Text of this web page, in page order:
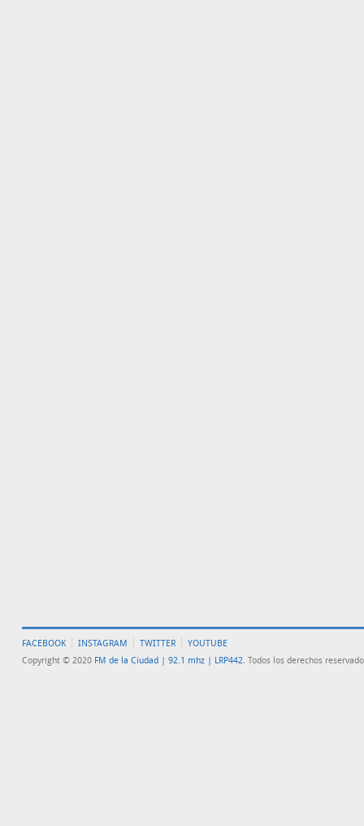
FACEBOOK INSTAGRAM TWITTER
YOUTUBE
Copyright © 2020 FM de la Ciudad | 92.1 mhz | LRP442. Todos los derechos